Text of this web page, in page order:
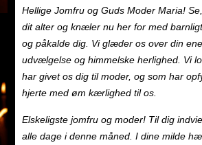
Hellige Jomfru og Guds Moder Maria!
dit alter og knæler nu her for med
og påkalde dig. Vi glæder os over din
udvælgelse og himmelske herlighed. Vi
har givet os dig til moder, og som har
hjerte med øm kærlighed til os.
Elskeligste jomfru og moder! Til dig
alle dage i denne måned. I dine milde